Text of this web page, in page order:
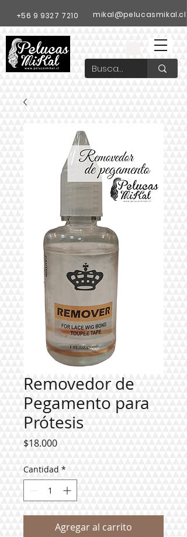
+56 9 9327 7210 mikal@pelucasmikal.cl
Removedor de
Pegamento para
Prótesis
$18.000Precio
Cantidad *
Agregar al carrito